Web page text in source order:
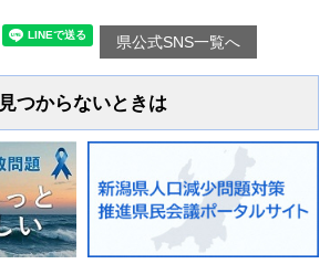
県公式SNS一覧へ
見つからないときは